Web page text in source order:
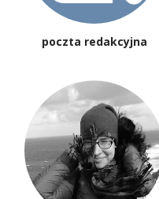
poczta redakcyjna